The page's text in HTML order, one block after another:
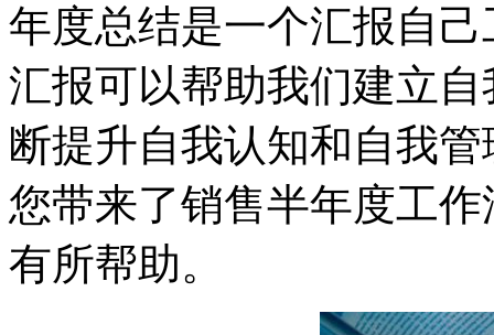
年度总结是一个汇报自
汇报可以帮助我们建立
断提升自我认知和自我
您带来了销售半年度工
有所帮助。